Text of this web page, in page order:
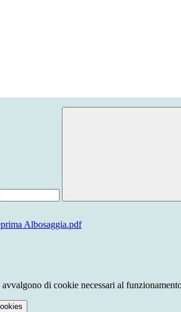
Albosaggia.pdf
di cookie necessari al